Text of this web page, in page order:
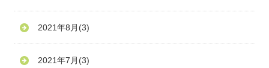
2021年8月 (3)
2021年7月 (3)